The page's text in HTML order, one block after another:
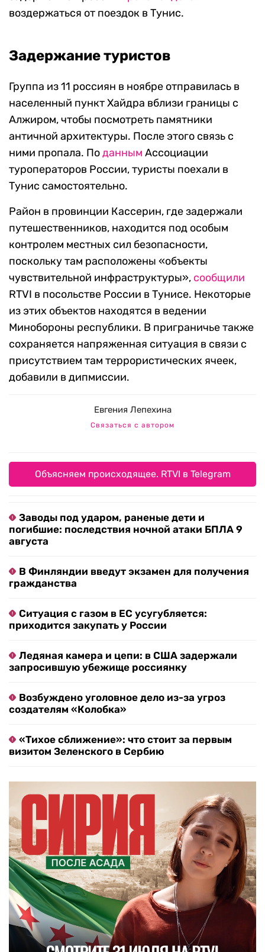
воздержаться от поездок в Тунис.
Задержание туристов
Группа из 11 россиян в ноябре отправилась в
населенный пункт Хайдра вблизи границы с
Алжиром, чтобы посмотреть памятники
античной архитектуры. После этого связь с
ними пропала. Поданным Ассоциации
туроператоров России, туристы поехали в
Тунис самостоятельно.
Район в провинции Кассерин, где задержали
путешественников, находится под особым
контролем местных сил безопасности,
поскольку там расположены «объекты
чувствительной инфраструктуры», сообщили
RTVI в посольстве России в Тунисе. Некоторые
из этих объектов находятся в ведении
Минобороны республики. В приграничье также
сохраняется напряженная ситуация в связи с
присутствием там террористических ячеек,
добавили в дипмиссии.
Евгения Лепехина
Связаться с автором
Объясняем происходящее. RTVI в Telegram
Заводы под ударом, раненые дети и
погибшие: последствия ночной атаки БПЛА 9
августа
В Финляндии введут экзамен для получения
гражданства
Ситуация с газом в ЕС усугубляется:
приходится закупать у России
Ледяная камера и цепи: в США задержали
запросившую убежище россиянку
Возбуждено уголовное дело из-за угроз
создателям «Колобка»
«Тихое сближение»: что стоит за первым
визитом Зеленского в Сербию